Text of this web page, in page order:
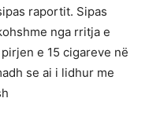
raportit. Sipas
nga rritja e
e 15 cigareve në
se ai i lidhur me